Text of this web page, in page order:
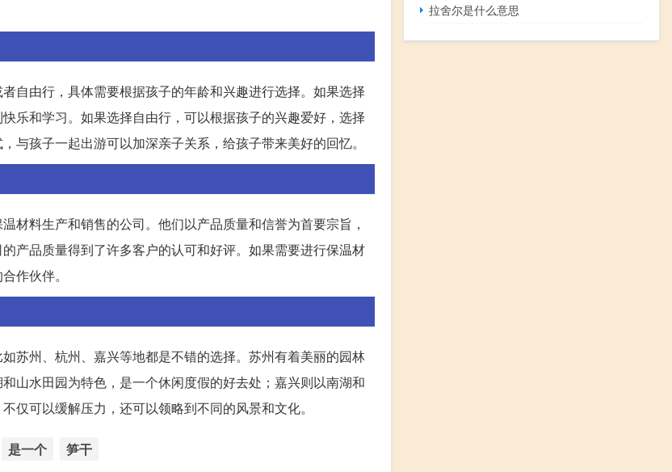
自由行，具体需要根据孩子的年龄和兴趣进行选择。如果选择
乐和学习。如果选择自由行，可以根据孩子的兴趣爱好，选择
孩子一起出游可以加深亲子关系，给孩子带来美好的回忆。
材料生产和销售的公司。他们以产品质量和信誉为首要宗旨，
产品质量得到了许多客户的认可和好评。如果需要进行保温材
作伙伴。
苏州、杭州、嘉兴等地都是不错的选择。苏州有着美丽的园林
山水田园为特色，是一个休闲度假的好去处；嘉兴则以南湖和
仅可以缓解压力，还可以领略到不同的风景和文化。
是一个 笋干
拉舍尔是什么意思